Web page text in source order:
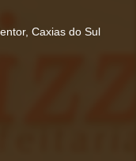
Caxias do Sul